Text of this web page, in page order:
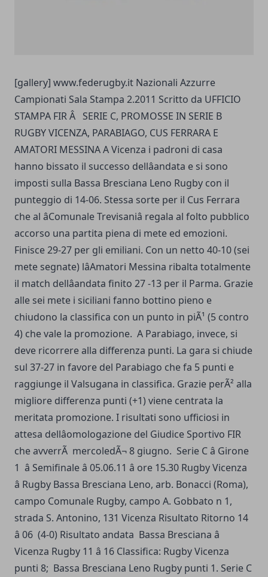
[gallery] www.federugby.it Nazionali Azzurre
Campionati Sala Stampa 2.2011 Scritto da UFFICIO
STAMPA FIR Â SERIE C, PROMOSSE IN SERIE B
RUGBY VICENZA, PARABIAGO, CUS FERRARA E
AMATORI MESSINA A Vicenza i padroni di casa
hanno bissato il successo dellâandata e si sono
imposti sulla Bassa Bresciana Leno Rugby con il
punteggio di 14-06. Stessa sorte per il Cus Ferrara
che al âComunale Trevisaniâ regala al folto pubblico
accorso una partita piena di mete ed emozioni.
Finisce 29-27 per gli emiliani. Con un netto 40-10 (sei
mete segnate) lâAmatori Messina ribalta totalmente
il match dellâandata finito 27 -13 per il Parma. Grazie
alle sei mete i siciliani fanno bottino pieno e
chiudono la classifica con un punto in piÃ¹ (5 contro
4) che vale la promozione. A Parabiago, invece, si
deve ricorrere alla differenza punti. La gara si chiude
sul 37-27 in favore del Parabiago che fa 5 punti e
raggiunge il Valsugana in classifica. Grazie perÃ² alla
migliore differenza punti (+1) viene centrata la
meritata promozione. I risultati sono ufficiosi in
attesa dellâomologazione del Giudice Sportivo FIR
che avverrÃ mercoledÃ¬ 8 giugno. Serie C â Girone
1 â Semifinale â 05.06.11 â ore 15.30 Rugby Vicenza
â Rugby Bassa Bresciana Leno, arb. Bonacci (Roma),
campo Comunale Rugby, campo A. Gobbato n 1,
strada S. Antonino, 131 Vicenza Risultato Ritorno 14
â 06 (4-0) Risultato andata Bassa Bresciana â
Vicenza Rugby 11 â 16 Classifica: Rugby Vicenza
punti 8; Bassa Bresciana Leno Rugby punti 1. Serie C